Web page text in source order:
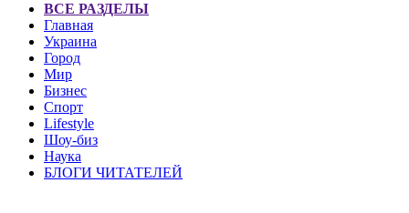
ВСЕ РАЗДЕЛЫ
Главная
Украина
Город
Мир
Бизнес
Спорт
Lifestyle
Шоу-биз
Наука
БЛОГИ ЧИТАТЕЛЕЙ